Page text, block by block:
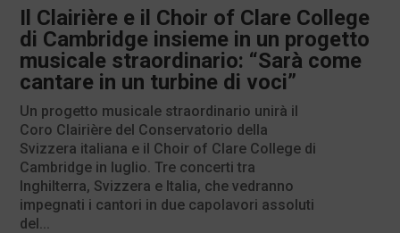
Il Clairière e il Choir of Clare College
di Cambridge insieme in un progetto
musicale straordinario: “Sarà come
cantare in un turbine di voci”
Un progetto musicale straordinario unirà il
Coro Clairière del Conservatorio della
Svizzera italiana e il Choir of Clare College di
Cambridge in luglio. Tre concerti tra
Inghilterra, Svizzera e Italia, che vedranno
impegnati i cantori in due capolavori assoluti
del...